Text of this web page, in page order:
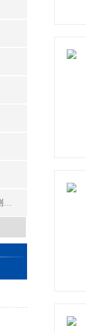
医疗执法与传染病监督快速检测设备